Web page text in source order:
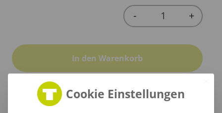
Quantity
- +
In den Warenkorb
Cookie Einstellungen